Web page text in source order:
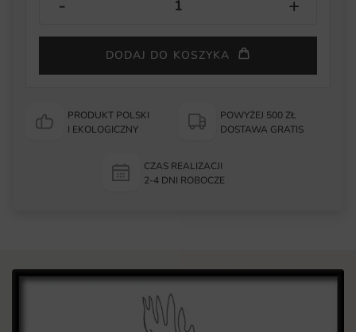
DODAJ DO KOSZYKA
PRODUKT POLSKI
I EKOLOGICZNY
POWYŻEJ 500 ZŁ
DOSTAWA GRATIS
CZAS REALIZACJI
2-4 DNI ROBOCZE